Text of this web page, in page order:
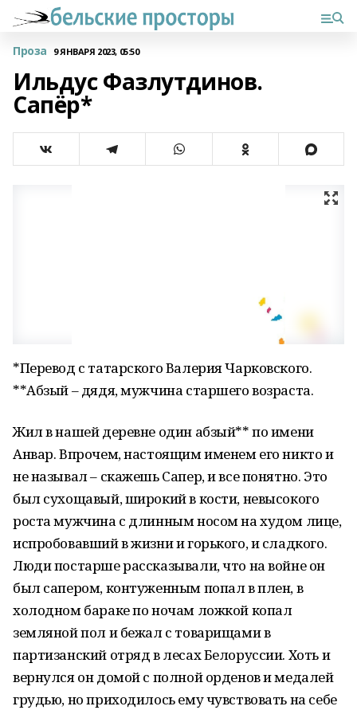
Проза 9 ЯНВАРЯ 2023, 05:50
Ильдус Фазлутдинов.
Сапёр*
*Перевод с татарского Валерия Чарковского.
**Абзый – дядя, мужчина старшего возраста.
Жил в нашей деревне один абзый** по имени
Анвар. Впрочем, настоящим именем его никто и
не называл – скажешь Сапер, и все понятно. Это
был сухощавый, широкий в кости, невысокого
роста мужчина с длинным носом на худом лице,
испробовавший в жизни и горького, и сладкого.
Люди постарше рассказывали, что на войне он
был сапером, контуженным попал в плен, в
холодном бараке по ночам ложкой копал
земляной пол и бежал с товарищами в
партизанский отряд в лесах Белоруссии. Хоть и
вернулся он домой с полной орденов и медалей
грудью, но приходилось ему чувствовать на себе